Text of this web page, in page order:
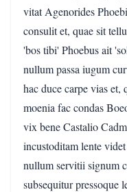
vitat Agenorides
consulit et, quae sit
'bos tibi' Phoebus ait
nullum passa iugum
hac duce carpe vias et,
moenia fac condas
vix bene Castalio
incustoditam lente
nullum servitii signum
subsequitur pressoque